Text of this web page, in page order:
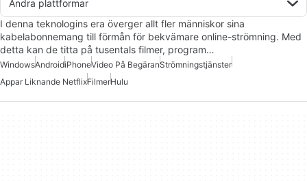
Andra plattformar
I denna teknologins era överger allt fler människor sina
kabelabonnemang till förmån för bekvämare online-strömning. Med
detta kan de titta på tusentals filmer, program…
WindowsAndroidiPhoneVideo På BegäranStrömningstjänster
Appar Liknande NetflixFilmerHulu